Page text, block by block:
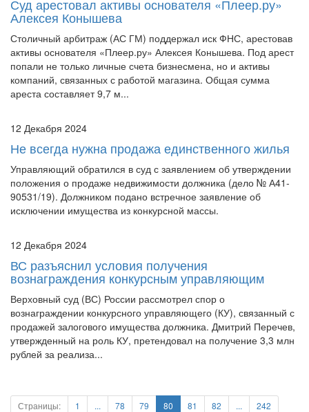
Суд арестовал активы основателя «Плеер.ру»
Алексея Конышева
Столичный арбитраж (АС ГМ) поддержал иск ФНС, арестовав
активы основателя «Плеер.ру» Алексея Конышева. Под арест
попали не только личные счета бизнесмена, но и активы
компаний, связанных с работой магазина. Общая сумма
ареста составляет 9,7 м...
12 Декабря 2024
Не всегда нужна продажа единственного жилья
Управляющий обратился в суд с заявлением об утверждении
положения о продаже недвижимости должника (дело № А41-
90531/19). Должником подано встречное заявление об
исключении имущества из конкурсной массы.
12 Декабря 2024
ВС разъяснил условия получения
вознаграждения конкурсным управляющим
Верховный суд (ВС) России рассмотрел спор о
вознаграждении конкурсного управляющего (КУ), связанный с
продажей залогового имущества должника. Дмитрий Перечев,
утвержденный на роль КУ, претендовал на получение 3,3 млн
рублей за реализа...
Страницы: 1 ... 78 79 80 81 82 ... 242